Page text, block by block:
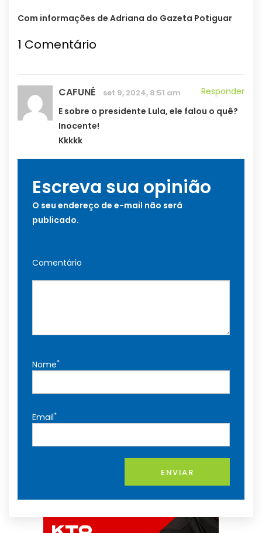
Com informações de Adriana do Gazeta Potiguar
1 Comentário
CAFUNÉ set 9, 2024, 8:51 am
Responder
E sobre o presidente Lula, ele falou o quê?
Inocente!
Kkkkk
Escreva sua opinião
O seu endereço de e-mail não será
publicado.
Comentário
Nome*
Email*
ENVIAR